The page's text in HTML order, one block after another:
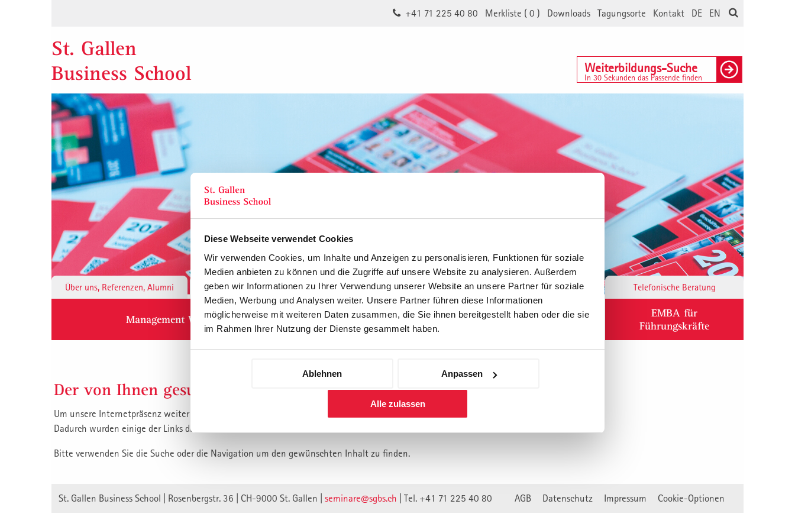
Diese Webseite verwendet Cookies
Wir verwenden Cookies, um Inhalte und Anzeigen zu personalisieren, Funktionen für soziale
Medien anbieten zu können und die Zugriffe auf unsere Website zu analysieren. Außerdem
geben wir Informationen zu Ihrer Verwendung unserer Website an unsere Partner für soziale
Medien, Werbung und Analysen weiter. Unsere Partner führen diese Informationen
möglicherweise mit weiteren Daten zusammen, die Sie ihnen bereitgestellt haben oder die sie
im Rahmen Ihrer Nutzung der Dienste gesammelt haben.
Ablehnen Anpassen
Alle zulassen
EN
DE
Kontakt
Tagungsorte
Downloads
Merkliste (0 )
+41 71 225 40 80
St. Gallen
Business School
Weiterbildungs-Suche
In 30 Sekunden das Passende finden
Über uns, Referenzen, Alumni Institute & Forschung Inhouse, Consulting Corporate Responsibility Telefonische Beratung
Management Weiterbildung
Berufsbegleitendes Praxisstudium
für Führungskräfte
EMBA für
Führungskräfte
Der von Ihnen gesuchte Inhalt ist vermutlich umgezogen.
Um unsere Internetpräsenz weiter zu verbessern, haben wir unsere Webseite auf eine neue technische Basis gestellt.
Dadurch wurden einige der Links die auf unsere Inhalte verweisen unwirksam.
Bitte verwenden Sie die Suche oder die Navigation um den gewünschten Inhalt zu finden.
St. Gallen Business School | Rosenbergstr. 36 | CH-9000 St. Gallen | seminare@sgbs.ch Tel. +41 71 225 40 80 AGB Datenschutz Impressum Cookie-Optionen